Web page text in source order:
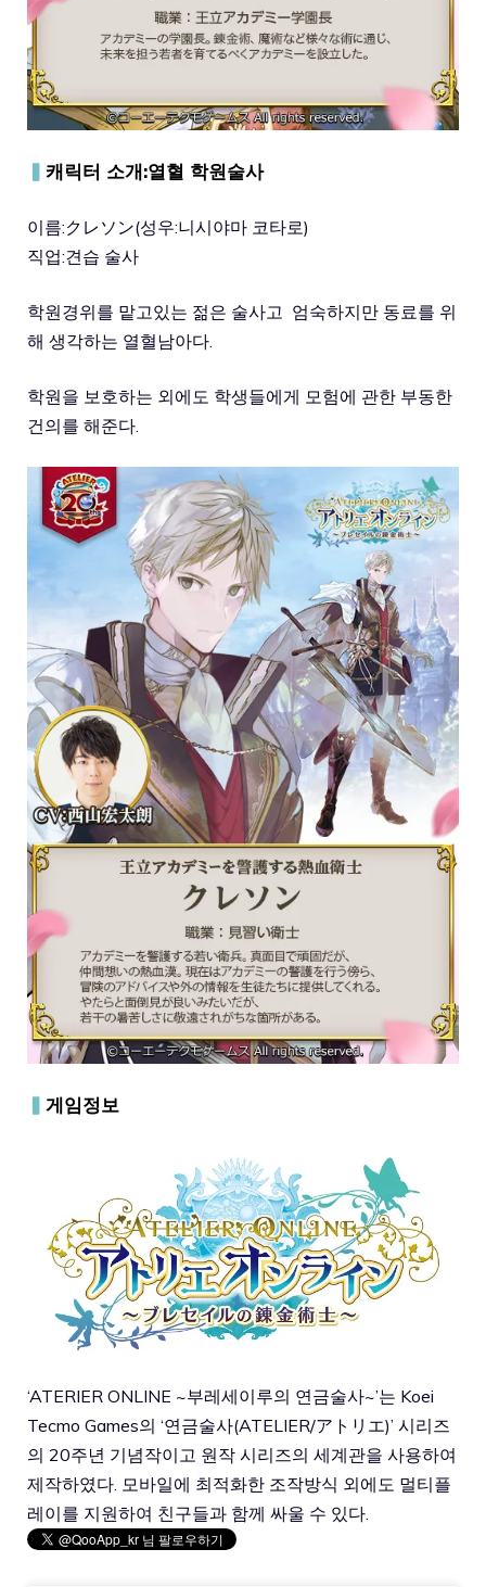
▍ 캐릭터 소개:열혈 학원술사
이름:クレソン(성우:니시야마 코타로)
직업:견습 술사
학원경위를 맡고있는 젊은 술사고 엄숙하지만 동료를 위
해 생각하는 열혈남아다.
학원을 보호하는 외에도 학생들에게 모험에 관한 부동한
건의를 해준다.
▍ 게임정보
‘ATERIER ONLINE ~부레세이루의 연금술사~’는 Koei
Tecmo Games의 ‘연금술사(ATELIER/アトリエ)’ 시리즈
의 20주년 기념작이고 원작 시리즈의 세계관을 사용하여
제작하였다. 모바일에 최적화한 조작방식 외에도 멀티플
레이를 지원하여 친구들과 함께 싸울 수 있다.